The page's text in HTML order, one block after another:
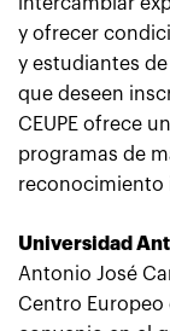
intercambiar
y ofrecer
y estudiantes
que deseen
CEUPE ofrece
programas de
reconocimiento
Universidad
Antonio José
Centro Europeo